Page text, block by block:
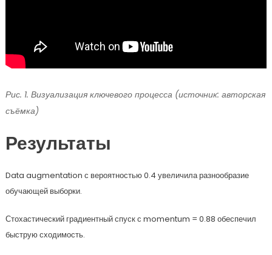
Рис. 1. Визуализация ключевого процесса (источник: авторская
съёмка)
Результаты
Data augmentation с вероятностью 0.4 увеличила разнообразие
обучающей выборки.
Стохастический градиентный спуск с momentum = 0.88 обеспечил
быструю сходимость.